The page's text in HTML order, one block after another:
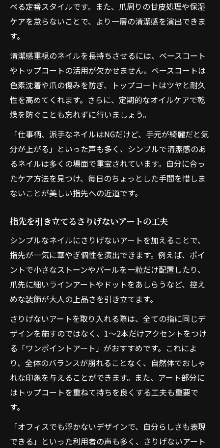
べる定番スタイルです。また、爪周りの甘皮処理や保湿
ケアを怠らないことで、より一層の清潔感を演出できま
す。
清潔感重視のネイルを長持ちさせるには、ベースコート
やトップコートの活用が欠かせません。ベースコートは
色素沈着や爪の傷みを防ぎ、トップコートはツヤと耐久
性を高めてくれます。さらに、定期的なオイルケアで乾
燥を防ぐことも忘れずに行いましょう。
「仕事柄、派手なネイルはNGだけど、手元が綺麗だと気
分が上がる」といった声も多く、シンプルで清潔感のあ
るネイルは多くの場面で重宝されています。自分に合っ
たケア方法を見つけ、毎日のちょっとした手間を惜しま
ないことが美しい指先への近道です。
指先を引き立てるさりげないアートの工夫
シンプルなネイルにさりげないアートを加えることで、
指先が一気に華やぎ個性を演出できます。例えば、ポイ
ントで小さなストーンやパールを一粒だけ配置したり、
爪先に細いラインアートやドットをあしらうなど、控え
めな装飾が大人の上品さを引き立てます。
さりげないアートを取り入れる際は、全ての指に同じデ
ザインを施すのではなく、1～2本だけアクセントをつけ
る「ワンポイントアート」がおすすめです。これによ
り、全体のバランスが崩れることなく、自然体でおしゃ
れな印象を与えることができます。また、アート部分に
はトップコートを重ねて持ちを良くする工夫も重要で
す。
「オフィスでも浮かないデザインで、自分らしさも表現
できる」といった利用者の声も多く、さりげないアート